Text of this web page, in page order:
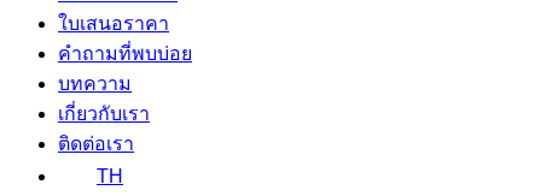
ใบเสนอราคา
คำถามที่พบบ่อย
บทความ
เกี่ยวกับเรา
ติดต่อเรา
TH